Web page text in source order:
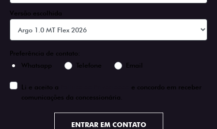
Versão escolhida
Preferência de contato:
Whatsapp
Telefone Email
Li e aceito a
e concordo em receber
comunicações da concessionária.
ENTRAR EM CONTATO